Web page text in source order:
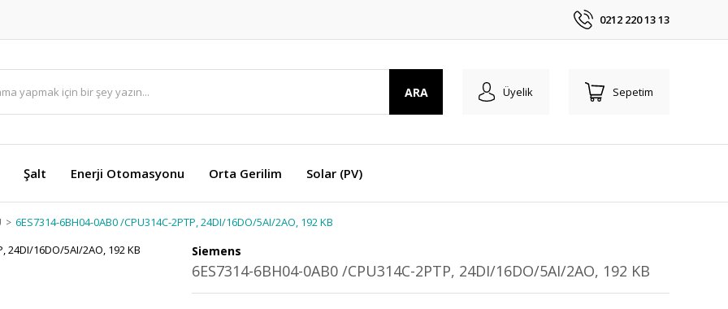
0212 220 13 13
ARA Üyelik Sepetim
Şalt Enerji Otomasyonu Orta Gerilim Solar (PV)
6ES7314-6BH04-0AB0 /CPU314C-2PTP, 24DI/16DO/5AI/2AO, 192 KB
Siemens
6ES7314-6BH04-0AB0 /CPU314C-2PTP, 24DI/16DO/5AI/2AO, 192 KB